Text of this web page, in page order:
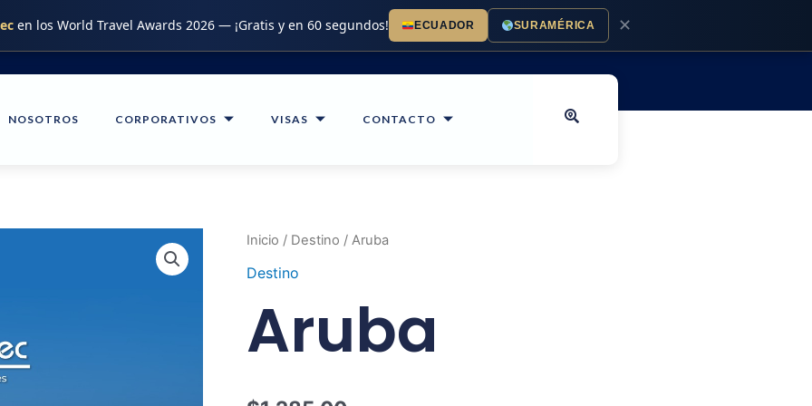
NOSOTROS CORPORATIVOS VISAS CONTACTO
Inicio / Destino / Aruba
Destino
Aruba
Aruba
cantidad
en los World Travel Awards 2026 — ¡Gratis y en 60 segundos! ECUADOR SURAMÉRICA ✕